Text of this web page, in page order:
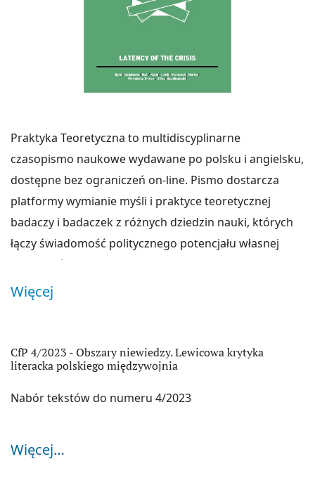
Praktyka Teoretyczna to multidiscyplinarne
czasopismo naukowe wydawane po polsku i angielsku,
dostępne bez ograniczeń on-line. Pismo dostarcza
platformy wymianie myśli i praktyce teoretycznej
badaczy i badaczek z różnych dziedzin nauki, których
łączy świadomość politycznego potencjału własnej
działalności i niezgoda na bierne kontemplowanie
otaczającego świata. Perspektywy tego, co żywe,
widzenia właściwe wszelkiej praktyce teoretycznej.
Teoria jest jedną z wielu form praktyki, której
rzeczywistością jest walka klas prowadzona w polu
Choć wychodzi ona od zaciekłych zmagań o pojęcia, to
Więcej
Ogłoszenia
CfP 4/2023 - Obszary niewiedzy. Lewicowa krytyka
literacka polskiego międzywojnia
Nabór tekstów do numeru 4/2023
Więcej…